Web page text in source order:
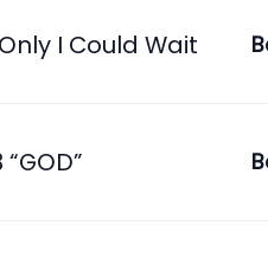
I Could Wait
“GOD”